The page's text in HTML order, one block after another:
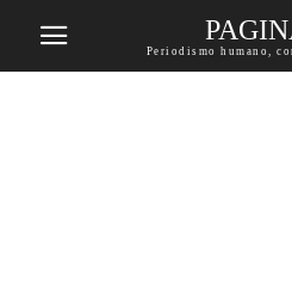
Periodismo humano,